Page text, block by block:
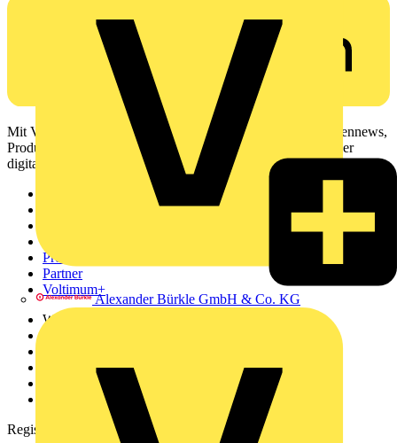
Alexander Bürkle GmbH & Co. KG
Mit Voltimum erhalten Elektrofachkräfte Zugang zu Branchennews,
Produktinformationen, Schulungen und Tools – alles auf einer
digitalen Plattform und Community.
Produktsuche
Partner
Voltimum+
Weitere Links
Downloadbereich (PDFs)
Häufig gestellte Fragen
voltimum.com
Registrierung